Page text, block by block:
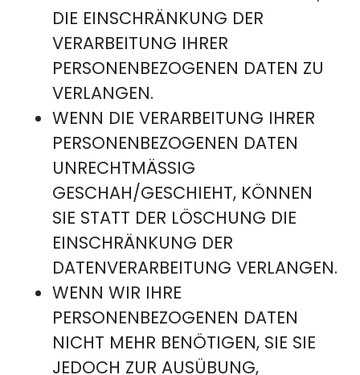
DIE EINSCHRÄNKUNG DER
VERARBEITUNG IHRER
PERSONENBEZOGENEN DATEN ZU
VERLANGEN.
WENN DIE VERARBEITUNG IHRER
PERSONENBEZOGENEN DATEN
UNRECHTMÄSSIG G
ESCHAH/GESCHIEHT, KÖNNEN S
IE STATT DER LÖSCHUNG DIE E
INSCHRÄNKUNG DER D
ATENVERARBEITUNG VERLANGEN.
WENN WIR IHRE
PERSONENBEZOGENEN DATEN
NICHT MEHR BENÖTIGEN, SIE SIE
JEDOCH ZUR AUSÜBUNG,